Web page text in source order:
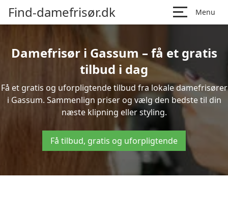
Find-damefrisør.dk Menu
Damefrisør i Gassum – få et gratis
tilbud i dag
Få et gratis og uforpligtende tilbud fra lokale damefrisører
i Gassum. Sammenlign priser og vælg den bedste til din
næste klipning eller styling.
Få tilbud, gratis og uforpligtende